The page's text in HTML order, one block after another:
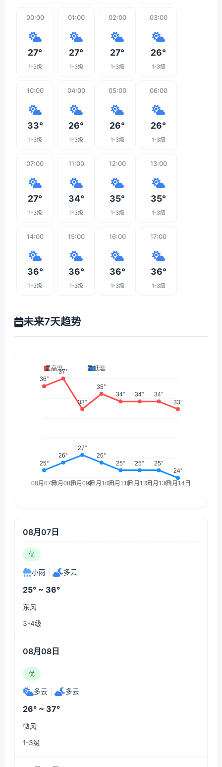
00:00
27°
1-3级
01:00
27°
1-3级
02:00
27°
1-3级
03:00
26°
1-3级
10:00
33°
1-3级
04:00
26°
1-3级
05:00
26°
1-3级
06:00
26°
1-3级
07:00
27°
1-3级
11:00
34°
1-3级
12:00
35°
1-3级
13:00
35°
1-3级
14:00
36°
1-3级
15:00
36°
1-3级
16:00
36°
1-3级
17:00
36°
1-3级
未来7天趋势
08月07日
优
小雨 多云
25° ~ 36°
东风
3-4级
08月08日
优
多云 多云
26° ~ 37°
微风
1-3级